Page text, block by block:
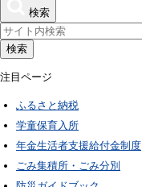
検索
検索
注目ページ
ふるさと納税
学童保育入所
年金生活者支援給付金制度
ごみ集積所・ごみ分別